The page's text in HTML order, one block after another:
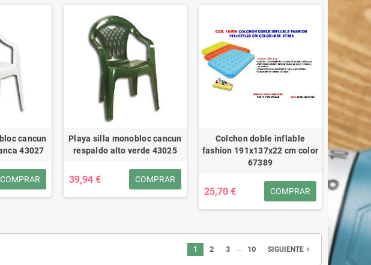
cancun
43027
COMPRAR
Playa silla monobloc cancun
respaldo alto verde 43025
39,94 € COMPRAR
Colchon doble inflable
fashion 191x137x22 cm color
67389
25,70 € COMPRAR
1 2 3 … 10 SIGUIENTEnavigate_next